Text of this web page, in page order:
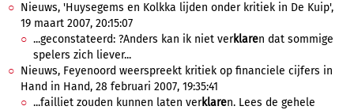
Nieuws, 'Huysegems en Kolkka lijden onder kritiek in De Kuip',
19 maart 2007, 20:15:07
...geconstateerd: ?Anders kan ik niet verklaren dat sommige
spelers zich liever...
Nieuws, Feyenoord weerspreekt kritiek op financiele cijfers in
Hand in Hand, 28 februari 2007, 19:35:41
...failliet zouden kunnen laten verklaren. Lees de gehele